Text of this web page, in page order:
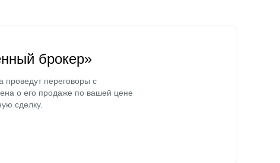
брокер»
проведут переговоры с
о его продаже по вашей цене
сделку.